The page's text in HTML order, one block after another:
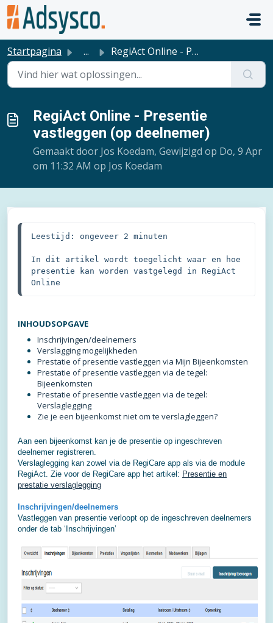
Doorgaan naar hoofdinhoud
Startpagina ... RegiAct Online - Presentie vastleggen (op deelnemer)
RegiAct Online - Presentie
vastleggen (op deelnemer)
Gemaakt door Jos Koedam, Gewijzigd op Do, 9 Apr
om 11:32 AM op Jos Koedam
Leestijd: ongeveer 2 minuten
In dit artikel wordt toegelicht waar en hoe
presentie kan worden vastgelegd in RegiAct
Online
INHOUDSOPGAVE
Inschrijvingen/deelnemers
Verslagging mogelijkheden
Prestatie of presentie vastleggen via Mijn Bijeenkomsten
Prestatie of presentie vastleggen via de tegel:
Bijeenkomsten
Prestatie of presentie vastleggen via de tegel:
Verslaglegging
Zie je een bijeenkomst niet om te verslagleggen?
Aan een bijeenkomst kan je de presentie op ingeschreven
deelnemer registreren.
Verslaglegging kan zowel via de RegiCare app als via de module
RegiAct. Zie voor de RegiCare app het artikel: Presentie en
prestatie verslaglegging
Inschrijvingen/deelnemers
Vastleggen van presentie verloopt op de ingeschreven deelnemers
onder de tab ‘Inschrijvingen’